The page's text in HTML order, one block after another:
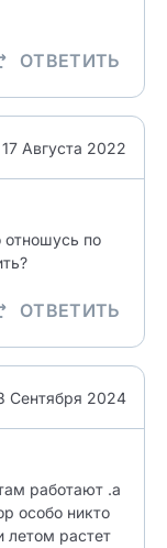
ОТВЕТИТЬ
17 Августа 2022
отношусь по
ОТВЕТИТЬ
Сентября 2024
работают .а
особо никто
летом растет